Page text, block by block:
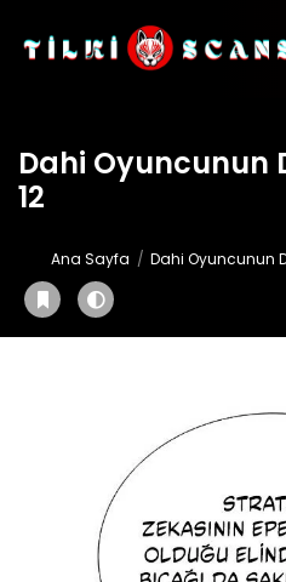
Dahi Oyuncunun
12
Ana Sayfa Dahi Oyuncunun